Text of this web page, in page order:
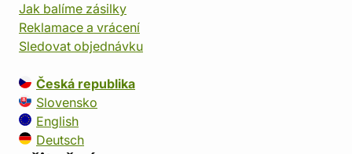
Jak balíme zásilky
Reklamace a vrácení
Sledovat objednávku
Česká republika
Slovensko
English
Deutsch